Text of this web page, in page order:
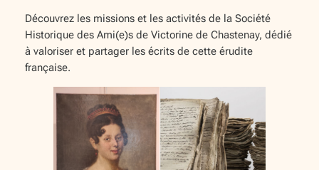
Découvrez les missions et les activités de la Société
Historique des Ami(e)s de Victorine de Chastenay, dédié
à valoriser et partager les écrits de cette érudite
française.